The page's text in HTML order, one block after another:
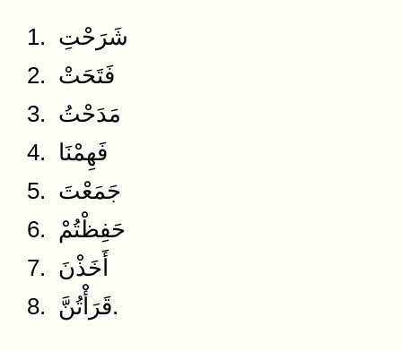
8. قَرَأْتُنَّ.